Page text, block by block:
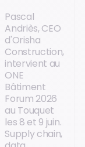
Pascal
Andriès, CEO
d'Orisha
Construction,
intervient au
ONE
Bâtiment
Forum 2026
au Touquet
les 8 et 9 juin.
Supply chain,